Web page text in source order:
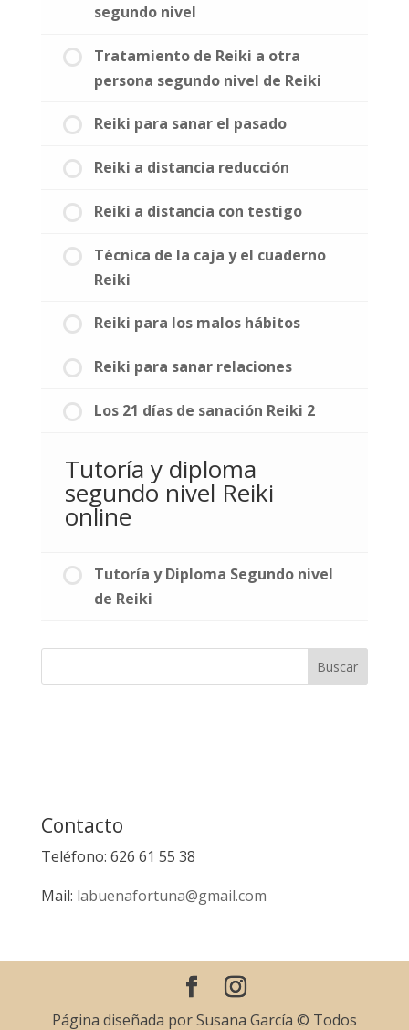
segundo nivel
Tratamiento de Reiki a otra
persona segundo nivel de Reiki
Reiki para sanar el pasado
Reiki a distancia reducción
Reiki a distancia con testigo
Técnica de la caja y el cuaderno
Reiki
Reiki para los malos hábitos
Reiki para sanar relaciones
Los 21 días de sanación Reiki 2
Tutoría y diploma
segundo nivel Reiki
online
Tutoría y Diploma Segundo nivel
de Reiki
Contacto
Teléfono: 626 61 55 38
Mail: labuenafortuna@gmail.com
Página diseñada por Susana García © Todos